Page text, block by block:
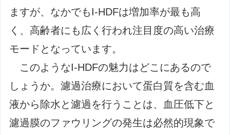
ますが、なかでもI-HDFは増加率が最も高
く、高齢者にも広く行われ注目度の高い治療
モードとなっています。
このようなI-HDFの魅力はどこにあるので
しょうか。濾過治療において蛋白質を含む血
液から除水と濾過を行うことは、血圧低下と
濾過膜のファウリングの発生は必然的現象で